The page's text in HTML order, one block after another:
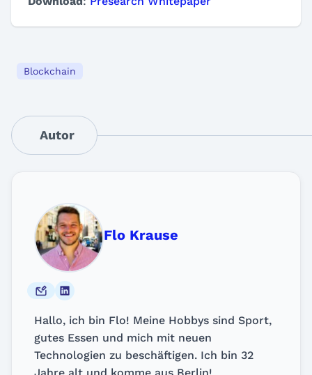
Blockchain
Autor
Flo Krause
Hallo, ich bin Flo! Meine Hobbys sind Sport,
gutes Essen und mich mit neuen
Technologien zu beschäftigen. Ich bin 32
Jahre alt und komme aus Berlin!